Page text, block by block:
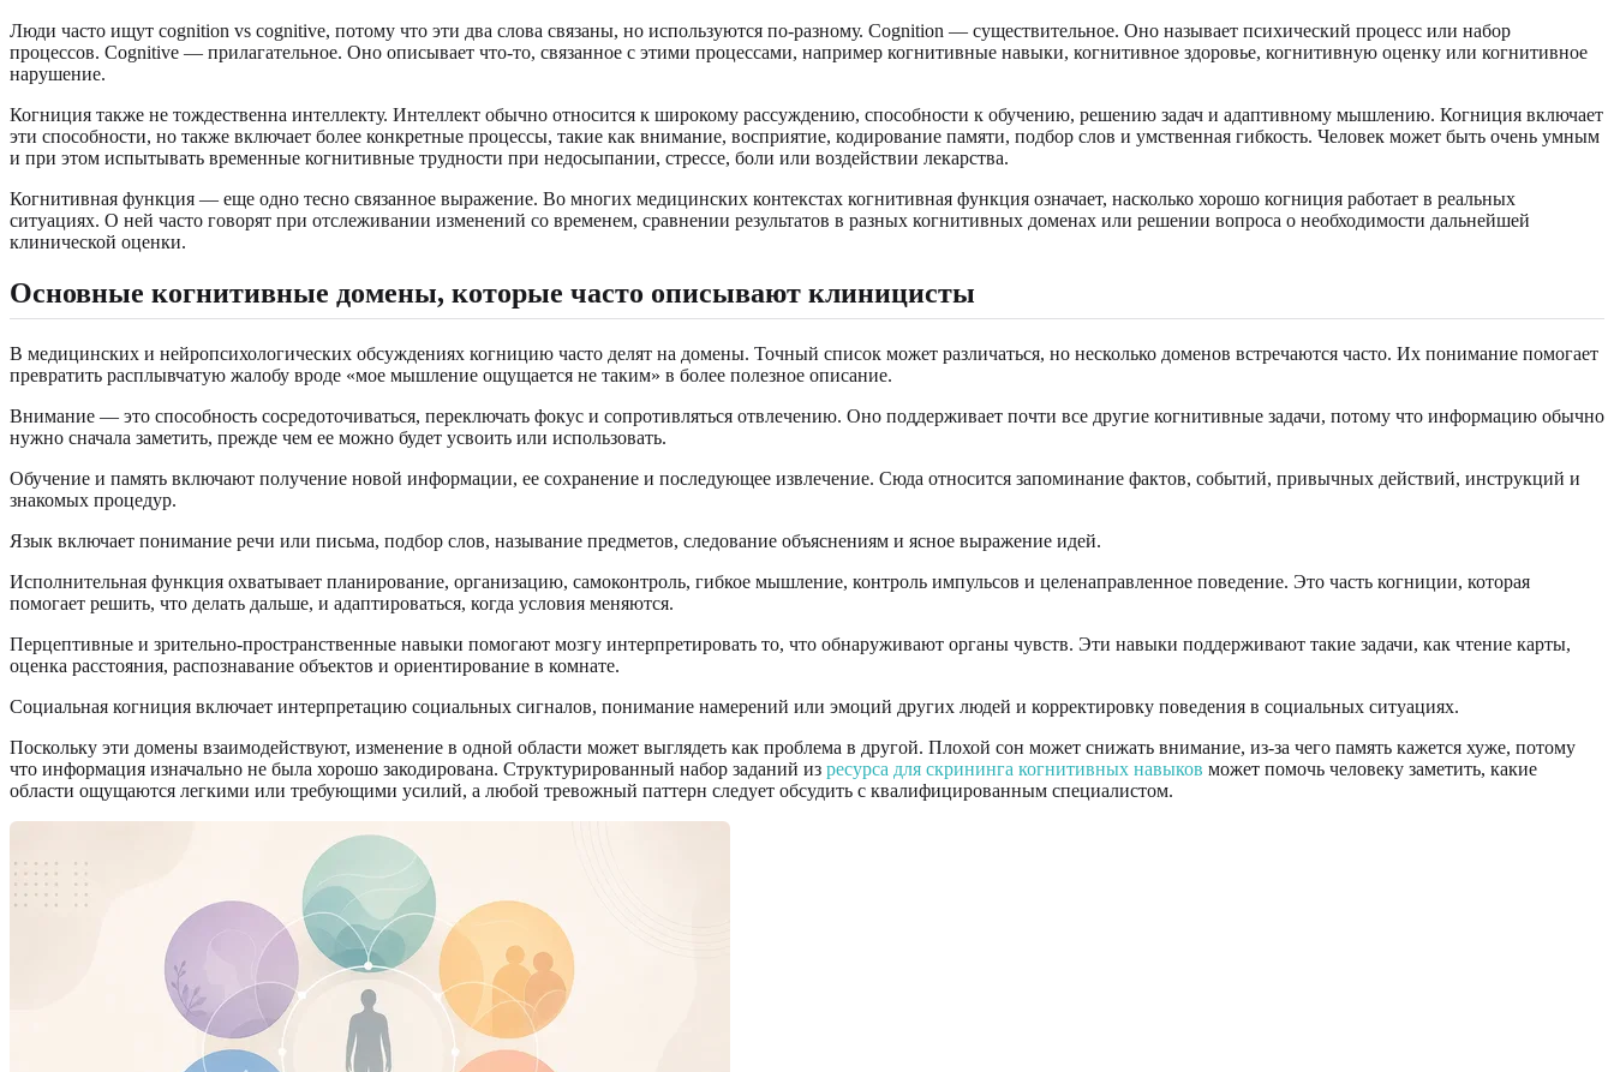
Люди часто ищут cognition vs cognitive, потому что эти два слова связаны, но используются по-разному. Cognition — существительное. Оно называет психический процесс или набор
процессов. Cognitive — прилагательное. Оно описывает что-то, связанное с этими процессами, например когнитивные навыки, когнитивное здоровье, когнитивную оценку или когнитивное
нарушение.
Когниция также не тождественна интеллекту. Интеллект обычно относится к широкому рассуждению, способности к обучению, решению задач и адаптивному мышлению. Когниция включает
эти способности, но также включает более конкретные процессы, такие как внимание, восприятие, кодирование памяти, подбор слов и умственная гибкость. Человек может быть очень умным
и при этом испытывать временные когнитивные трудности при недосыпании, стрессе, боли или воздействии лекарства.
Когнитивная функция — еще одно тесно связанное выражение. Во многих медицинских контекстах когнитивная функция означает, насколько хорошо когниция работает в реальных
ситуациях. О ней часто говорят при отслеживании изменений со временем, сравнении результатов в разных когнитивных доменах или решении вопроса о необходимости дальнейшей
клинической оценки.
Основные когнитивные домены, которые часто описывают клиницисты
В медицинских и нейропсихологических обсуждениях когницию часто делят на домены. Точный список может различаться, но несколько доменов встречаются часто. Их понимание помогает
превратить расплывчатую жалобу вроде «мое мышление ощущается не таким» в более полезное описание.
Внимание — это способность сосредоточиваться, переключать фокус и сопротивляться отвлечению. Оно поддерживает почти все другие когнитивные задачи, потому что информацию обычно
нужно сначала заметить, прежде чем ее можно будет усвоить или использовать.
Обучение и память включают получение новой информации, ее сохранение и последующее извлечение. Сюда относится запоминание фактов, событий, привычных действий, инструкций и
знакомых процедур.
Язык включает понимание речи или письма, подбор слов, называние предметов, следование объяснениям и ясное выражение идей.
Исполнительная функция охватывает планирование, организацию, самоконтроль, гибкое мышление, контроль импульсов и целенаправленное поведение. Это часть когниции, которая
помогает решить, что делать дальше, и адаптироваться, когда условия меняются.
Перцептивные и зрительно-пространственные навыки помогают мозгу интерпретировать то, что обнаруживают органы чувств. Эти навыки поддерживают такие задачи, как чтение карты,
оценка расстояния, распознавание объектов и ориентирование в комнате.
Социальная когниция включает интерпретацию социальных сигналов, понимание намерений или эмоций других людей и корректировку поведения в социальных ситуациях.
Поскольку эти домены взаимодействуют, изменение в одной области может выглядеть как проблема в другой. Плохой сон может снижать внимание, из-за чего память кажется хуже, потому
что информация изначально не была хорошо закодирована. Структурированный набор заданий из ресурса для скрининга когнитивных навыков может помочь человеку заметить, какие
области ощущаются легкими или требующими усилий, а любой тревожный паттерн следует обсудить с квалифицированным специалистом.